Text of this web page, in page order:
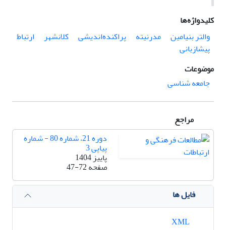
کلیدواژه‌ها
والتر بنیامین
مدرنیته پراکنده‌اندیشی کلانشهر
ارتباط
پیشازبانی
موضوعات
جامعه شناسی
مراجع
دوره 21، شماره 80 - شماره
پیاپی 3
پاییز 1404
صفحه47-72
فایل ها